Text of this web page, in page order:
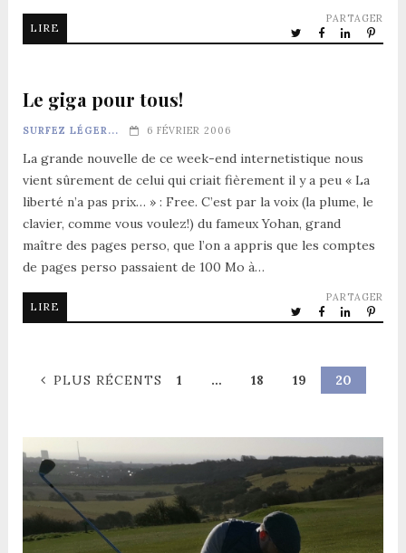
LIRE
PARTAGER
Le giga pour tous!
SURFEZ LÉGER... 6 FÉVRIER 2006
La grande nouvelle de ce week-end internetistique nous
vient sûrement de celui qui criait fièrement il y a peu « La
liberté n’a pas prix… » : Free. C’est par la voix (la plume, le
clavier, comme vous voulez!) du fameux Yohan, grand
maître des pages perso, que l’on a appris que les comptes
de pages perso passaient de 100 Mo à…
LIRE
PARTAGER
PLUS RÉCENTS 1 … 18 19 20